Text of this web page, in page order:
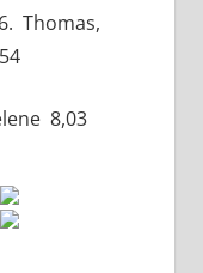
Thomas,
8,03